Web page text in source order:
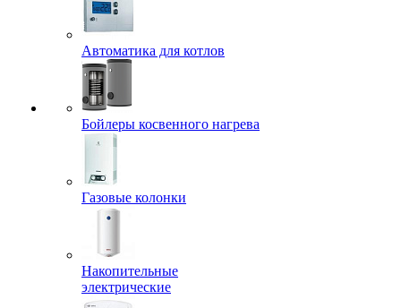
Автоматика для котлов
Бойлеры косвенного нагрева
Газовые колонки
Накопительные
электрические